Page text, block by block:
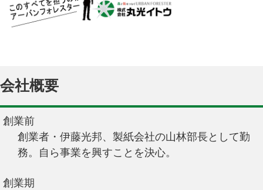
会社概要
創業前
創業者・伊藤光邦、製紙会社の山林部長として勤
務。自ら事業を興すことを決心。
創業期